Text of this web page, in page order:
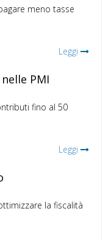
meno tasse
Leggi
PMI
fino al 50
Leggi
la fiscalità